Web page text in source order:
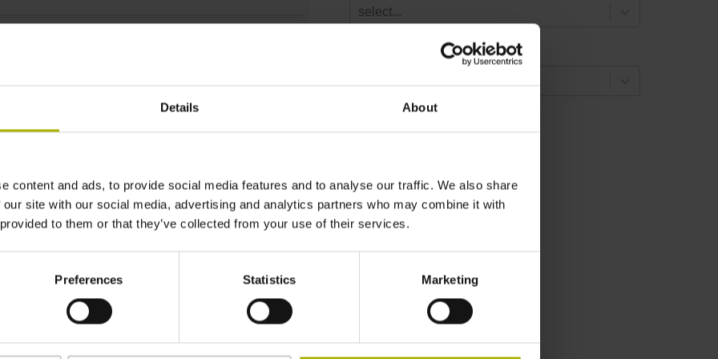
Details About
content and ads, to provide social media features and to analyse our traffic. We also share
site with our social media, advertising and analytics partners who may combine it with
to them or that they’ve collected from your use of their services.
Preferences Statistics Marketing
select...
Stylus geometry
S49 DIN 69893, HSK-
A 50
S69 DIN 69893, HSK-